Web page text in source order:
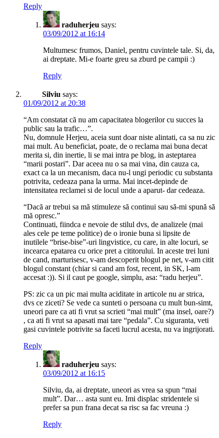
Reply
raduherjeu says:
03/09/2012 at 16:14
Multumesc frumos, Daniel, pentru cuvintele tale. Si, da,
ai dreptate. Mi-e foarte greu sa zburd pe campii :)
Reply
Silviu says:
01/09/2012 at 20:38
“Am constatat că nu am capacitatea blogerilor cu succes la
public sau la trafic…”.
Nu, domnule Herjeu, aceia sunt doar niste alintati, ca sa nu zic
mai mult. Au beneficiat, poate, de o reclama mai buna decat
merita si, din inertie, li se mai intra pe blog, in asteptarea
“marii postari”. Dar aceea nu o sa mai vina, din cauza ca,
exact ca la un mecanism, daca nu-l ungi periodic cu substanta
potrivita, cedeaza pana la urma. Mai incet-depinde de
intensitatea reclamei si de locul unde a aparut- dar cedeaza.
“Dacă ar trebui sa mă stimuleze să continui sau să-mi spună să
mă opresc.”
Continuati, fiindca e nevoie de stilul dvs, de analizele (mai
ales cele pe teme politice) de o ironie buna si lipsite de
inutilele “brise-bise”-uri lingvistice, cu care, in alte locuri, se
incearca epatarea cu orice pret a cititorului. In aceste trei luni
de cand, marturisesc, v-am descoperit blogul pe net, v-am citit
blogul constant (chiar si cand am fost, recent, in SK, l-am
accesat :)). Si il caut pe google, simplu, asa: “radu herjeu”.
PS: zic ca un pic mai multa aciditate in articole nu ar strica,
dvs ce ziceti? Se vede ca sunteti o persoana cu mult bun-simt,
uneori pare ca ati fi vrut sa scrieti “mai mult” (ma insel, oare?)
, ca ati fi vrut sa apasati mai tare “pedala”. Cu siguranta, veti
gasi cuvintele potrivite sa faceti lucrul acesta, nu va ingrijorati.
Reply
raduherjeu says:
03/09/2012 at 16:15
Silviu, da, ai dreptate, uneori as vrea sa spun “mai
mult”. Dar… asta sunt eu. Imi displac stridentele si
prefer sa pun frana decat sa risc sa fac vreuna :)
Reply